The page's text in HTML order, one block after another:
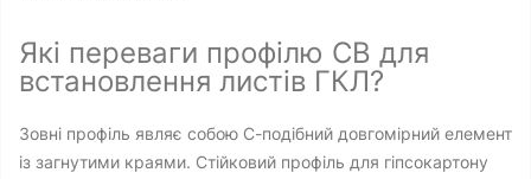
Які переваги профілю СВ для
встановлення листів ГКЛ?
Зовні профіль являє собою С-подібний довгомірний елемент
із загнутими краями. Стійковий профіль для гіпсокартону